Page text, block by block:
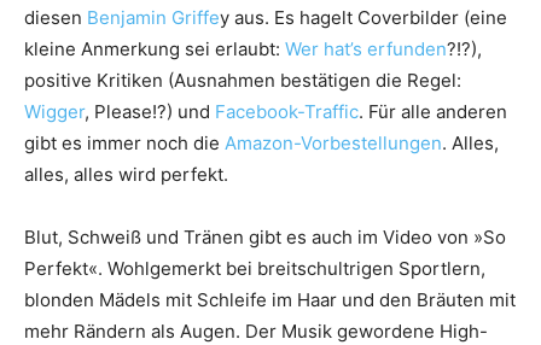
diesen Benjamin Griffey aus. Es hagelt Coverbilder (eine
kleine Anmerkung sei erlaubt: Wer hat’s erfunden?!?),
positive Kritiken (Ausnahmen bestätigen die Regel:
Wigger, Please!?) und Facebook-Traffic. Für alle anderen
gibt es immer noch die Amazon-Vorbestellungen. Alles,
alles, alles wird perfekt.
Blut, Schweiß und Tränen gibt es auch im Video von »So
Perfekt«. Wohlgemerkt bei breitschultrigen Sportlern,
blonden Mädels mit Schleife im Haar und den Bräuten mit
mehr Rändern als Augen. Der Musik gewordene High-